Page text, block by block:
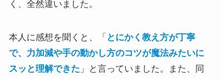
く、全然違いました。
本人に感想を聞くと、「 とにかく教え方が丁寧
で、力加減や手の動かし方のコツが魔法みたいに
スッと理解できた 」と言っていました。また、同